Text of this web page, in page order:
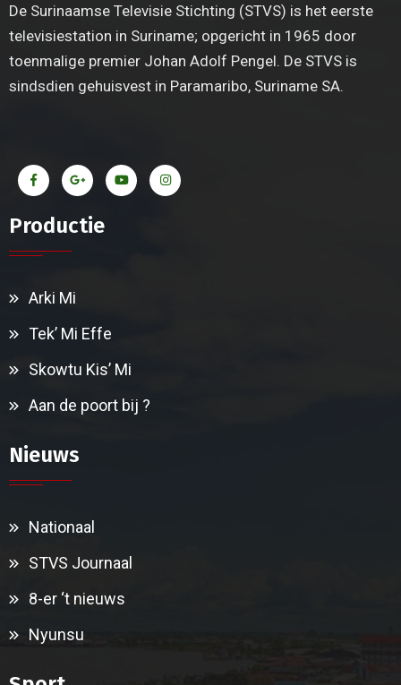
De Surinaamse Televisie Stichting (STVS) is het eerste
televisiestation in Suriname; opgericht in 1965 door
toenmalige premier Johan Adolf Pengel. De STVS is
sindsdien gehuisvest in Paramaribo, Suriname SA.
Productie
Arki Mi
Tek’ Mi Effe
Skowtu Kis’ Mi
Aan de poort bij ?
Nieuws
Nationaal
STVS Journaal
8-er ‘t nieuws
Nyunsu